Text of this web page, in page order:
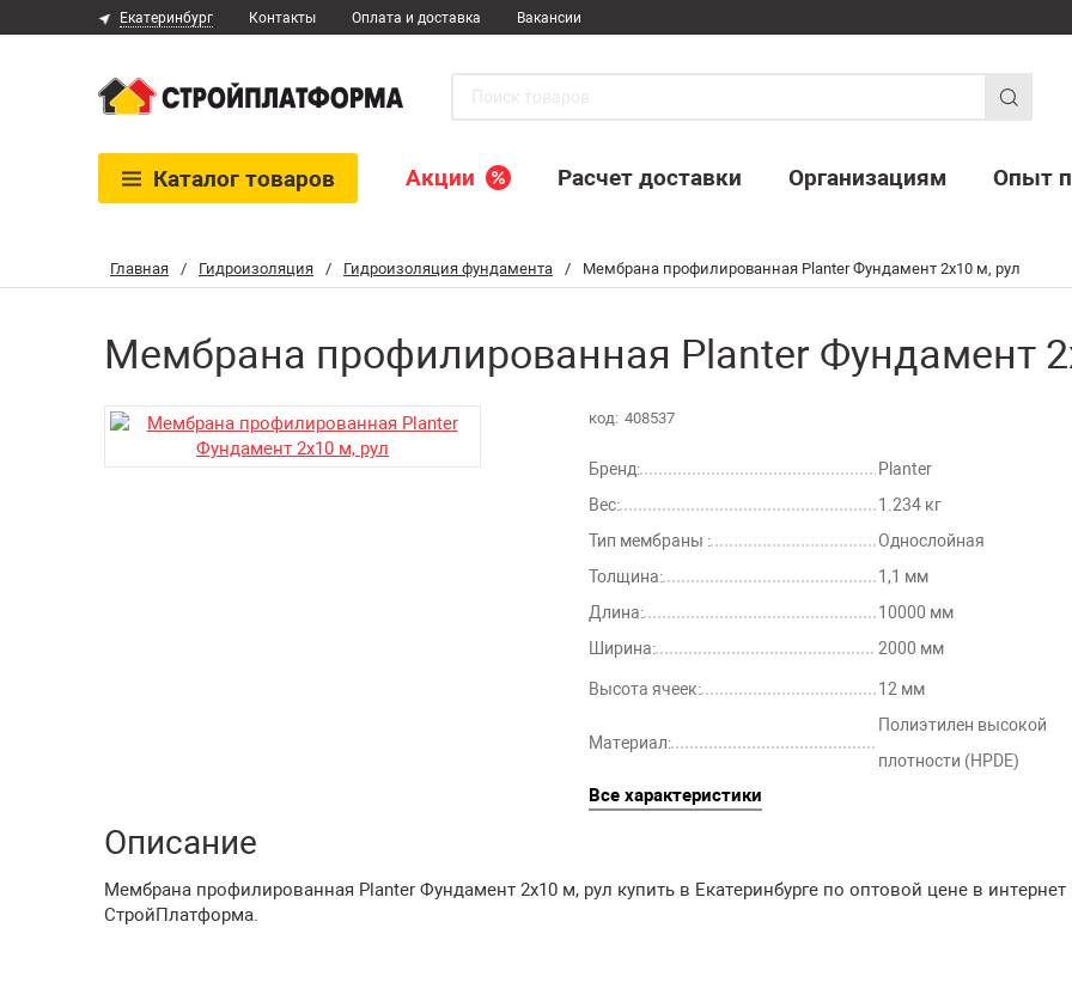
Главная / Гидроизоляция / Гидроизоляция фундамента / Мембрана профилированная Planter Фундамент 2х10 м, рул
Мембрана профилированная Planter Фундамент
код: 408537
Бренд:
Planter
Вес:
1.234 кг
Тип мембраны :
Однослойная
Толщина:
1,1 мм
Длина:
10000 мм
Ширина:
2000 мм
Высота ячеек: 12 мм
Материал:
Полиэтилен высокой
плотности (HPDE)
Все характеристики
Описание
Мембрана профилированная Planter Фундамент 2х10 м, рул купить в Екатеринбурге по оптовой цене в интернет
СтройПлатформа.
Екатеринбург Контакты Оплата и доставка Вакансии
Каталог товаров Акции Расчет доставки Организациям Опыт